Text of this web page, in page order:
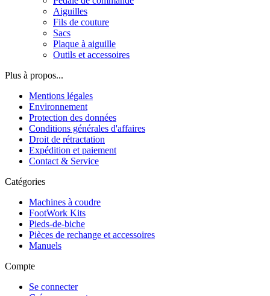
Aiguilles
Fils de couture
Sacs
Plaque à aiguille
Outils et accessoires
Plus à propos...
Mentions légales
Environnement
Protection des données
Conditions générales d'affaires
Droit de rétractation
Expédition et paiement
Contact & Service
Catégories
Machines à coudre
FootWork Kits
Pieds-de-biche
Pièces de rechange et accessoires
Manuels
Compte
Se connecter